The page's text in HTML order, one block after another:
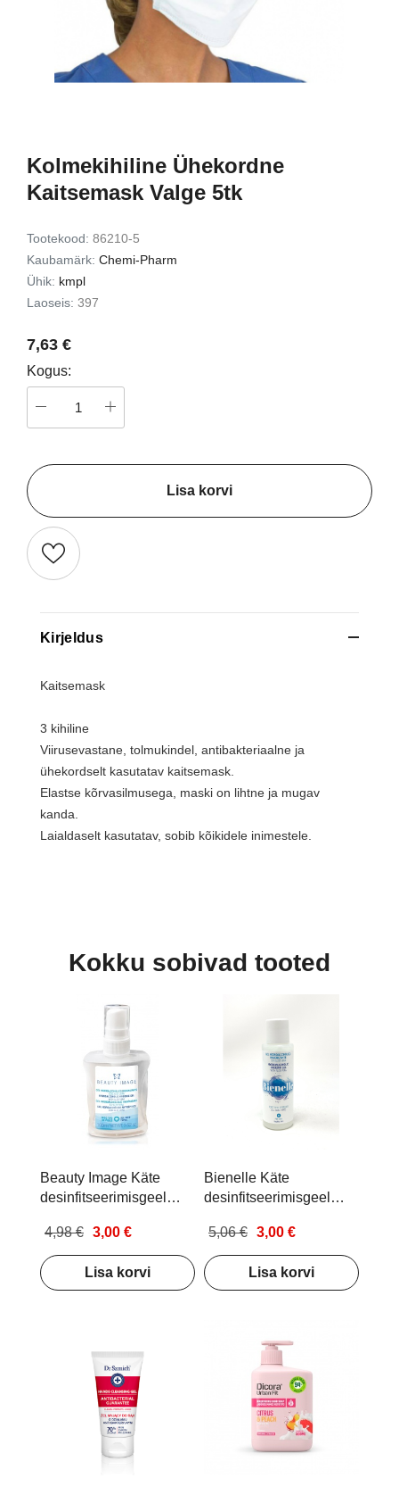
Kolmekihiline Ühekordne
Kaitsemask Valge 5tk
Tootekood: 86210-5
Kaubamärk: Chemi-Pharm
Ühik: kmpl
Laoseis: 397
7,63 €
Kogus:
Lisa korvi
Kirjeldus
Kaitsemask
3 kihiline
Viirusevastane, tolmukindel, antibakteriaalne ja
ühekordselt kasutatav kaitsemask.
Elastse kõrvasilmusega, maski on lihtne ja mugav
kanda.
Laialdaselt kasutatav, sobib kõikidele inimestele.
Kokku sobivad tooted
Beauty Image Käte
desinfitseerimisgeel
4,98 € 3,00 €
Lisa korvi
Bienelle Käte
desinfitseerimisgeel
5,06 € 3,00 €
Lisa korvi
Exfoliating Set
9,49 €
Lisa korvi